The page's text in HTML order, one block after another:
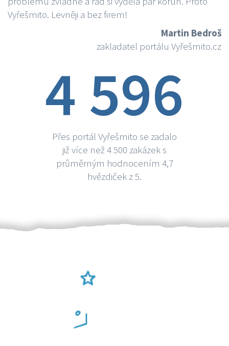
Vyřešmito. Levněji a bez firem!
Martin Bedroš
zakladatel portálu Vyřešmito.cz
4 596
Přes portál Vyřešmito se zadalo
již více než 4 500 zakázek s
průměrným hodnocením 4,7
hvězdiček z 5.